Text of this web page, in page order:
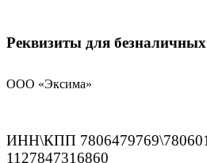
Реквизиты для
ООО «Эксима»
ИНН\КПП
1127847316860